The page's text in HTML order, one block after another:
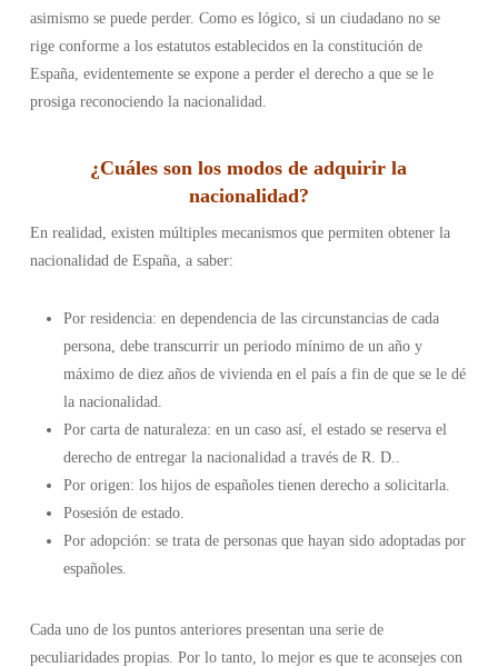
asimismo se puede perder. Como es lógico, si un ciudadano no se
rige conforme a los estatutos establecidos en la constitución de
España, evidentemente se expone a perder el derecho a que se le
prosiga reconociendo la nacionalidad.
¿Cuáles son los modos de adquirir la
nacionalidad?
En realidad, existen múltiples mecanismos que permiten obtener la
nacionalidad de España, a saber:
Por residencia: en dependencia de las circunstancias de cada
persona, debe transcurrir un periodo mínimo de un año y
máximo de diez años de vivienda en el país a fin de que se le dé
la nacionalidad.
Por carta de naturaleza: en un caso así, el estado se reserva el
derecho de entregar la nacionalidad a través de R. D..
Por origen: los hijos de españoles tienen derecho a solicitarla.
Posesión de estado.
Por adopción: se trata de personas que hayan sido adoptadas por
españoles.
Cada uno de los puntos anteriores presentan una serie de
peculiaridades propias. Por lo tanto, lo mejor es que te aconsejes con